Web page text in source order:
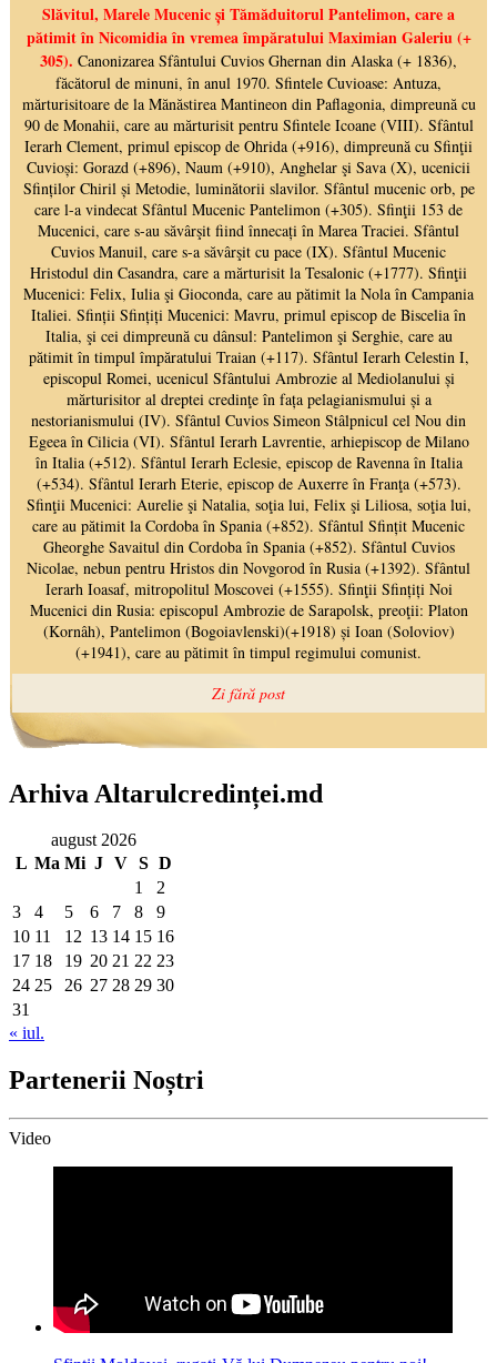
Arhiva Altarulcredinței.md
august 2026
L Ma Mi J V S D
1
2
3
4 5 6 7 8
9
10 11 12 13 14 15 16
17 18 19 20 21 22 23
24 25 26 27 28 29 30
31
« iul.
Partenerii Noștri
Video